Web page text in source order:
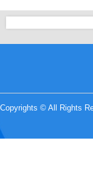
Copyrights © All Rights